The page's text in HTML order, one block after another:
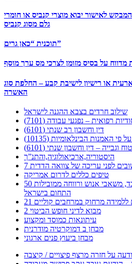
לאישור יבוא מוצרי קנביס או חומרי
גלם מסוג קנביס
תוכנית “כאן גרים”
על בסיס מזומן לצרכי מס ערך מוסף
או רישיון לישיבת קבע – החלפת סוג
האשרה
שילוב חרדים בצבא ההגנה לישראל
רפואית – נפגעי עבודה (7101)
דין וחשבון רב שנתי (6101)
האמנות הבינלאומיות (10135)
וגבייה – דין וחשבון שנתי (6101)
היסטוריה,ארכיאולוגיה,והתנ”ך
לפני עריכה של צוואה הדדית
טיפים כללים לדרום אמריקה
50 טיפים ויותר לניהול חווית עובד, משאבי אנוש ורווחה ממובילות
התחום בישראל
ללמידה מרחוק במרחבים קוליים
מבוא לדיני חופש הביטוי 2
עיתונאות כמוסד ומקצוע
מבחן ב דמוקרטיה מודרנית
מבחן ביעוץ פנים ארגוני